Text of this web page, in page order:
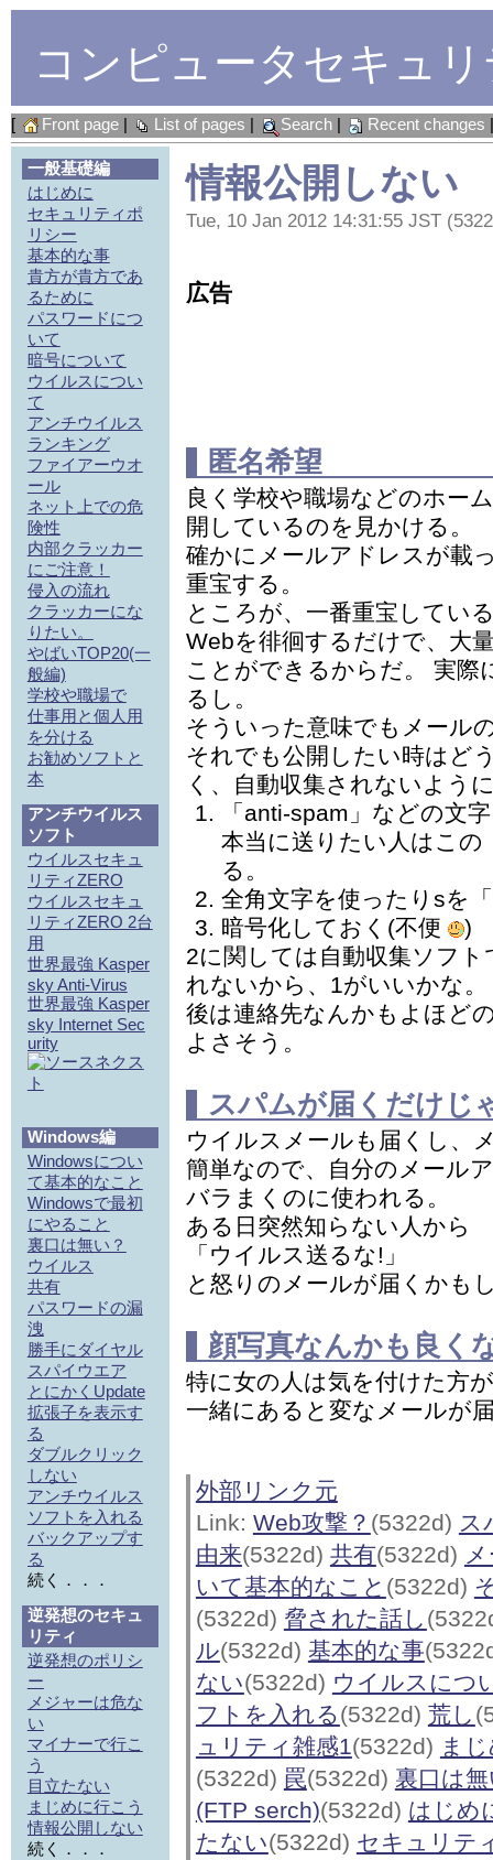
コンピュータセキュ
[ Front page| List of pages | Search| Recent changes
情報公開しない
Tue, 10 Jan 2012 14:31:55 JST
広告
匿名希望
良く学校や職場などのホー
開しているのを見かける。
確かにメールアドレスが載
重宝する。
ところが、一番重宝してい
Webを徘徊するだけで、大
ことができるからだ。 実
るし。
そういった意味でもメール
それでも公開したい時はど
く、自動収集されないよう
「anti-spam」などの文
本当に送りたい人はこの
る。
全角文字を使ったりsを
暗号化しておく(不便
)
2に関しては自動収集ソフ
れないから、1がいいかな。
後は連絡先なんかもよほど
よさそう。
スパムが届くだけじ
ウイルスメールも届くし、
簡単なので、自分のメール
バラまくのに使われる。
ある日突然知らない人から
「ウイルス送るな!」
と怒りのメールが届くかも
顔写真なんかも良く
特に女の人は気を付けた方
一緒にあると変なメールが
外部リンク元
Link: Web攻撃？ (5322d) ス
由来(5322d) 共有(5322d)
いて基本的なこと (5322d)
(5322d) 脅された話し
ル(5322d) 基本的な事
ない(5322d) ウイルスにつ
フトを入れる(5322d) 荒し
ュリティ雑感1(5322d) ま
(5322d) 罠(5322d) 裏口は
(FTP serch)(5322d) はじめ
たない(5322d) セキュリテ
一般基礎編
はじめに
セキュリティポ
リシー
基本的な事
貴方が貴方であ
るために
パスワードにつ
いて
暗号について
ウイルスについ
て
アンチウイルス
ランキング
ファイアーウオ
ール
ネット上での危
険性
内部クラッカー
にご注意！
侵入の流れ
クラッカーにな
りたい。
やばいTOP20(一
般編)
学校や職場で
仕事用と個人用
を分ける
お勧めソフトと
本
アンチウイルス
ソフト
ウイルスセキュ
リティZERO
ウイルスセキュ
リティZERO 2台
用
世界最強 Kasper
sky Anti-Virus
世界最強 Kasper
sky Internet Sec
urity
Windows編
Windowsについ
て基本的なこと
Windowsで最初
にやること
裏口は無い？
ウイルス
共有
パスワードの漏
洩
勝手にダイヤル
スパイウエア
とにかくUpdate
拡張子を表示す
る
ダブルクリック
しない
アンチウイルス
ソフトを入れる
バックアップす
る
続く．．．
逆発想のセキュ
リティ
逆発想のポリシ
ー
メジャーは危な
い
マイナーで行こ
う
目立たない
まじめに行こう
情報公開しない
続く．．．